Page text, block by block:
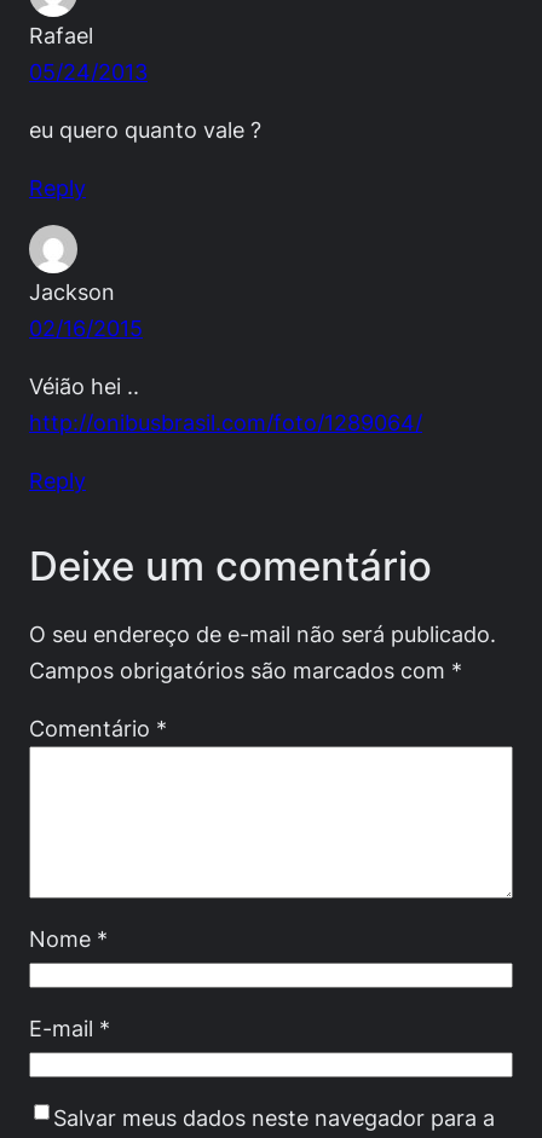
Rafael
05/24/2013
eu quero quanto vale ?
Reply
Jackson
02/16/2015
Véião hei ..
http://onibusbrasil.com/foto/1289064/
Reply
Deixe um comentário
O seu endereço de e-mail não será publicado.
Campos obrigatórios são marcados com *
Comentário *
Nome *
E-mail *
Salvar meus dados neste navegador para a